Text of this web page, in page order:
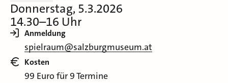
Donnerstag, 5.3.2026
14.30–16 Uhr
Anmeldung
spielraum@salzburgmuseum.at
Kosten
99 Euro für 9 Termine